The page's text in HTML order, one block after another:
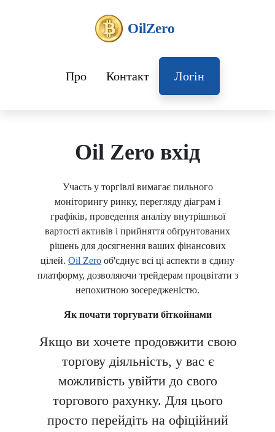
OilZero
Про Контакт Логін
Oil Zero вхід
Участь у торгівлі вимагає пильного
моніторингу ринку, перегляду діаграм і
графіків, проведення аналізу внутрішньої
вартості активів і прийняття обґрунтованих
рішень для досягнення ваших фінансових
цілей. Oil Zero об'єднує всі ці аспекти в єдину
платформу, дозволяючи трейдерам процвітати з
непохитною зосередженістю.
Як почати торгувати біткойнами
Якщо ви хочете продовжити свою
торгову діяльність, у вас є
можливість увійти до свого
торгового рахунку. Для цього
просто перейдіть на офіційний